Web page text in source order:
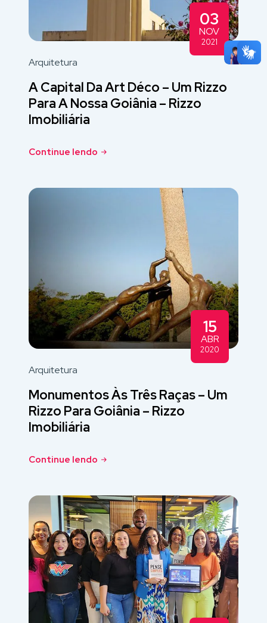
03
NOV
2021
Arquitetura
A Capital Da Art Déco – Um Rizzo
Para A Nossa Goiânia – Rizzo
Imobiliária
Continue lendo
15
ABR
2020
Arquitetura
Monumentos Às Três Raças – Um
Rizzo Para Goiânia – Rizzo
Imobiliária
Continue lendo